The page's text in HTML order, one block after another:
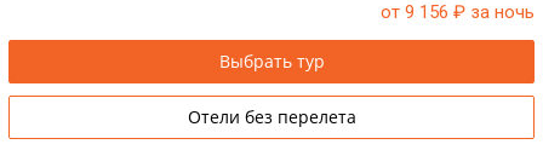
от 9 156 ₽ за ночь
Выбрать тур
Отели без перелета